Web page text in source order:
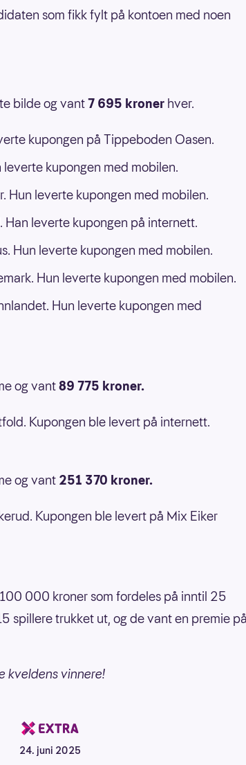
som fikk fylt på kontoen med noen
bilde og vant7 695 kroner hver.
kupongen på Tippeboden Oasen.
kupongen med mobilen.
Hun leverte kupongen med mobilen.
Han leverte kupongen på internett.
Hun leverte kupongen med mobilen.
Hun leverte kupongen med mobilen.
Hun leverte kupongen med
og vant89 775 kroner.
Kupongen ble levert på internett.
og vant251 370 kroner.
Kupongen ble levert på Mix Eiker
000 kroner som fordeles på inntil 25
spillere trukket ut, og de vant en premie på
kveldens vinnere!
24. juni 2025